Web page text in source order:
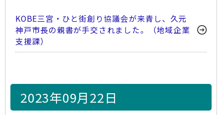
KOBE三宮・ひと街創り協議会が来青し、久元
神戸市長の親書が手交されました。（地域企業
支援課）
2023年09月22日